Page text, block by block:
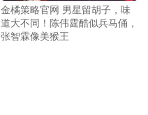
金橘策略官网 男星留胡子，味
道大不同！陈伟霆酷似兵马俑，
张智霖像美猴王